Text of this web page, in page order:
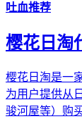
吐血推荐
樱花日淘
樱花日淘是一
为用户提供从
骏河屋等）购